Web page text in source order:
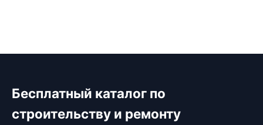
Бесплатный каталог по
строительству и ремонту